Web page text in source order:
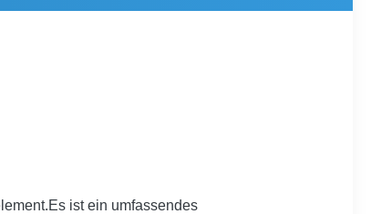
ist ein umfassendes